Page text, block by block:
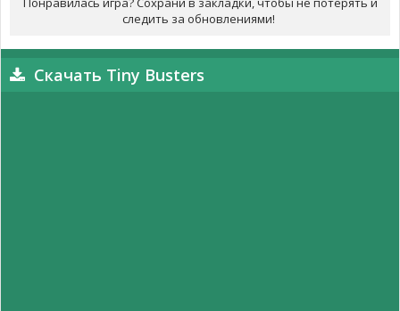
следить за обновлениями!
Скачать Tiny Busters